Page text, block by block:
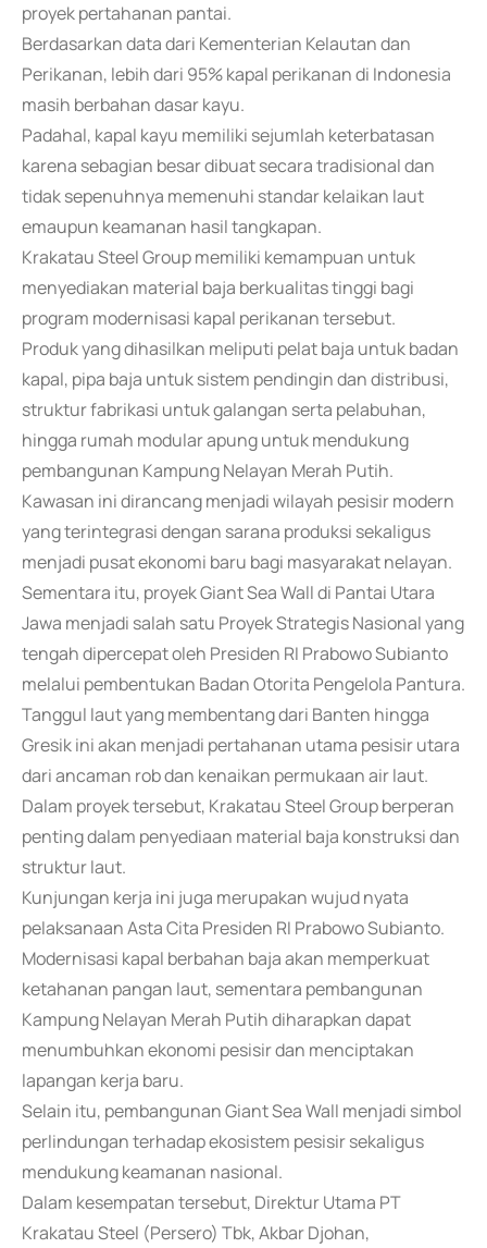
proyek pertahanan pantai.
Berdasarkan data dari Kementerian Kelautan dan
Perikanan, lebih dari 95% kapal perikanan di Indonesia
masih berbahan dasar kayu.
Padahal, kapal kayu memiliki sejumlah keterbatasan
karena sebagian besar dibuat secara tradisional dan
tidak sepenuhnya memenuhi standar kelaikan laut
emaupun keamanan hasil tangkapan.
Krakatau Steel Group memiliki kemampuan untuk
menyediakan material baja berkualitas tinggi bagi
program modernisasi kapal perikanan tersebut.
Produk yang dihasilkan meliputi pelat baja untuk badan
kapal, pipa baja untuk sistem pendingin dan distribusi,
struktur fabrikasi untuk galangan serta pelabuhan,
hingga rumah modular apung untuk mendukung
pembangunan Kampung Nelayan Merah Putih.
Kawasan ini dirancang menjadi wilayah pesisir modern
yang terintegrasi dengan sarana produksi sekaligus
menjadi pusat ekonomi baru bagi masyarakat nelayan.
Sementara itu, proyek Giant Sea Wall di Pantai Utara
Jawa menjadi salah satu Proyek Strategis Nasional yang
tengah dipercepat oleh Presiden RI Prabowo Subianto
melalui pembentukan Badan Otorita Pengelola Pantura.
Tanggul laut yang membentang dari Banten hingga
Gresik ini akan menjadi pertahanan utama pesisir utara
dari ancaman rob dan kenaikan permukaan air laut.
Dalam proyek tersebut, Krakatau Steel Group berperan
penting dalam penyediaan material baja konstruksi dan
struktur laut.
Kunjungan kerja ini juga merupakan wujud nyata
pelaksanaan Asta Cita Presiden RI Prabowo Subianto.
Modernisasi kapal berbahan baja akan memperkuat
ketahanan pangan laut, sementara pembangunan
Kampung Nelayan Merah Putih diharapkan dapat
menumbuhkan ekonomi pesisir dan menciptakan
lapangan kerja baru.
Selain itu, pembangunan Giant Sea Wall menjadi simbol
perlindungan terhadap ekosistem pesisir sekaligus
mendukung keamanan nasional.
Dalam kesempatan tersebut, Direktur Utama PT
Krakatau Steel (Persero) Tbk, Akbar Djohan,